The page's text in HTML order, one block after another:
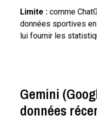
Limite : comme
données sportives
lui fournir les
Gemini
données